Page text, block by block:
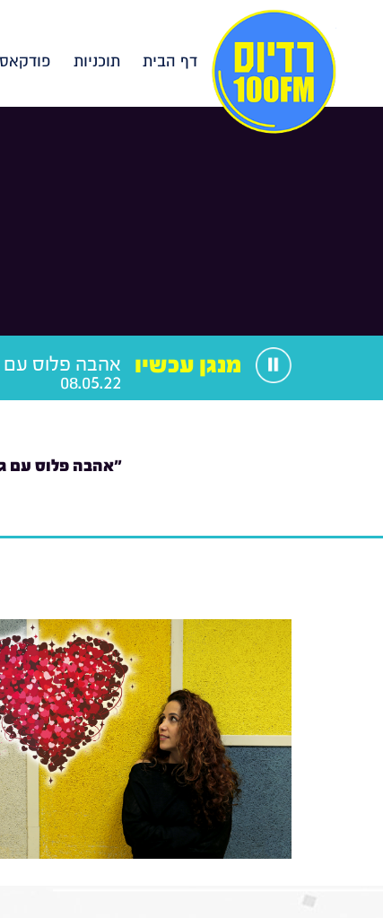
דף הבית תוכניות
מנגן עכשיו אהבה פלוס עם
08.05.22
"אהבה פלוס עם